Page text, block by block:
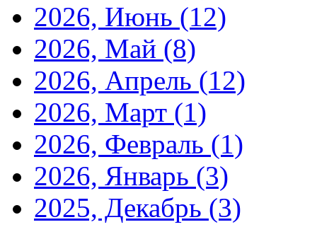
2026, Июнь (12)
2026, Май (8)
2026, Апрель (12)
2026, Март (1)
2026, Февраль (1)
2026, Январь (3)
2025, Декабрь (3)